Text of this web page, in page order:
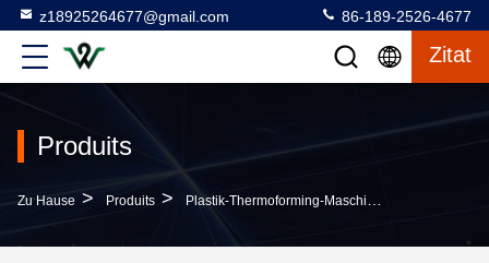
z18925264677@gmail.com 86-189-2526-4677
Zitat
Produits
Zu Hause > Produits > Plastik-Thermoforming-Maschine